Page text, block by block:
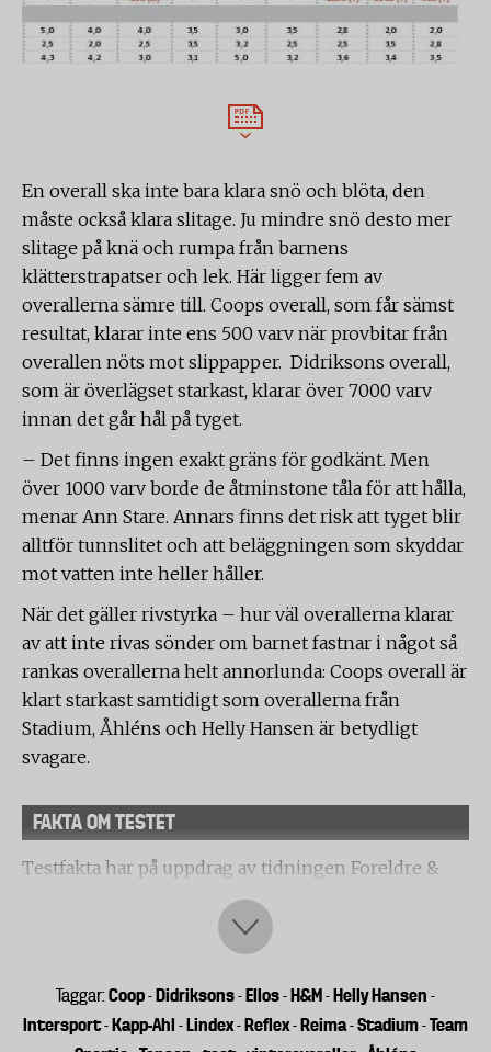
En overall ska inte bara klara snö och blöta, den
måste också klara slitage. Ju mindre snö desto mer
slitage på knä och rumpa från barnens
klätterstrapatser och lek. Här ligger fem av
overallerna sämre till. Coops overall, som får sämst
resultat, klarar inte ens 500 varv när provbitar från
overallen nöts mot slippapper. Didriksons overall,
som är överlägset starkast, klarar över 7000 varv
innan det går hål på tyget.
– Det finns ingen exakt gräns för godkänt. Men
över 1000 varv borde de åtminstone tåla för att hålla,
menar Ann Stare. Annars finns det risk att tyget blir
alltför tunnslitet och att beläggningen som skyddar
mot vatten inte heller håller.
När det gäller rivstyrka – hur väl overallerna klarar
av att inte rivas sönder om barnet fastnar i något så
rankas overallerna helt annorlunda: Coops overall är
klart starkast samtidigt som overallerna från
Stadium, Åhléns och Helly Hansen är betydligt
svagare.
FAKTA OM TESTET
Testfakta har på uppdrag av tidningen Foreldre &
Barn testat nio vinteroveraller för barn. Alla
overaller är deklarerade vattentäta. Testet har utförts
av laboratoriet Swerea IVF i Mölndal utanför
slitagetålighet, andningsförmåga, rivstyrka och
mjukhet/följsamhet gjorde laboratoriet en
Taggar: Coop-Didriksons-Ellos-H&M-Helly Hansen -
Intersport-Kapp-Ahl -Lindex-Reflex-Reima-Stadium-Team